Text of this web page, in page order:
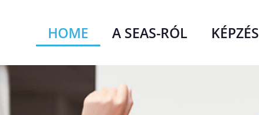
HOME A SEAS-RÓL KÉPZÉS